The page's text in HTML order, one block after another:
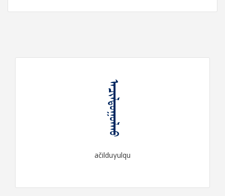
ᠠᠴᠢᠯᠳᠤᠭᠤᠯᠬᠤ
ačilduγulqu